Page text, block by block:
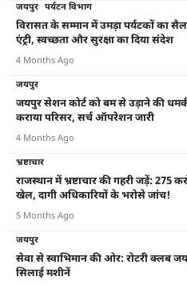
जयपुर पर्यटन विभाग
विरासत के सम्मान में उमड़ा पर्यटकों का
एंट्री, स्वच्छता और सुरक्षा का दिया संदेश
4 Months Ago
जयपुर
जयपुर सेशन कोर्ट को बम से उड़ाने की
कराया परिसर, सर्च ऑपरेशन जारी
4 Months Ago
भ्रष्टाचार
राजस्थान में भ्रष्टाचार की गहरी जड़ें:
खेल, दागी अधिकारियों के भरोसे जांच!
5 Months Ago
जयपुर
सेवा से स्वाभिमान की ओर: रोटरी क्लब
सिलाई मशीनें